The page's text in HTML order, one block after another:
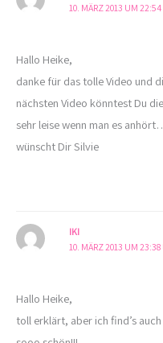
10. MÄRZ 2013 UM
Hallo Heike,
danke für das tolle Video und
nächsten Video könntest Du
sehr leise wenn man es
wünscht Dir Silvie
IKI
10. MÄRZ 2013 UM 23:38
Hallo Heike,
toll erklärt, aber ich find’s